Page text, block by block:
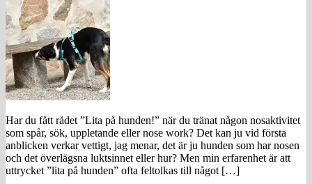
Har du fått rådet ”Lita på hunden!” när du tränat någon nosaktivitet
som spår, sök, uppletande eller nose work? Det kan ju vid första
anblicken verkar vettigt, jag menar, det är ju hunden som har nosen
och det överlägsna luktsinnet eller hur? Men min erfarenhet är att
uttrycket ”lita på hunden” ofta feltolkas till något […]